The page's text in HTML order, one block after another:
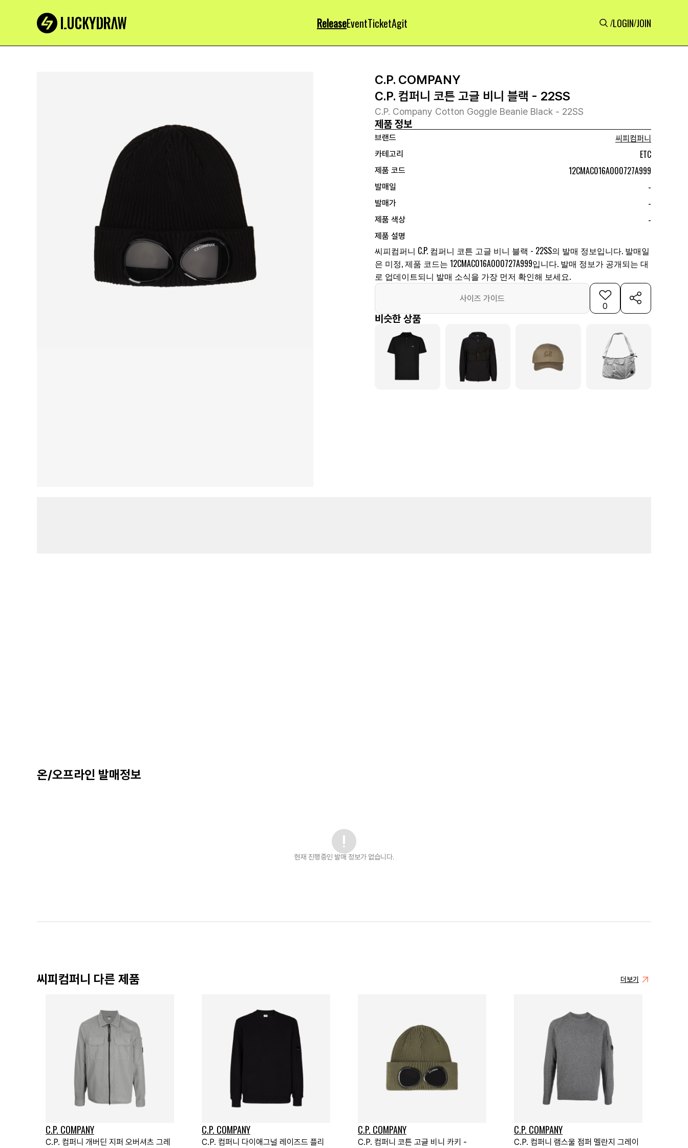
ReleaseEventTicketAgit /LOGIN/JOIN
C.P. COMPANY
C.P. 컴퍼니 코튼 고글 비니 블랙 - 22SS
C.P. Company Cotton Goggle Beanie Black - 22SS
제품 정보
브랜드
씨피컴퍼니
카테고리
ETC
제품 코드 12CMAC016A000727A999
발매일 -
발매가 -
제품 색상 -
제품 설명
씨피컴퍼니 C.P. 컴퍼니 코튼 고글 비니 블랙 - 22SS의 발매 정보입니다. 발매일
은 미정, 제품 코드는 12CMAC016A000727A999입니다. 발매 정보가 공개되는 대
로 업데이트되니 발매 소식을 가장 먼저 확인해 보세요.
사이즈 가이드
0
비슷한 상품
온/오프라인 발매정보
현재 진행중인 발매 정보가 없습니다.
씨피컴퍼니 다른 제품 더보기
C.P. COMPANY
C.P. 컴퍼니 개버딘 지퍼 오버셔츠 그레
C.P. COMPANY
C.P. 컴퍼니 다이애그널 레이즈드 플리
C.P. COMPANY
C.P. 컴퍼니 코튼 고글 비니 카키 -
C.P. COMPANY
C.P. 컴퍼니 램스울 점퍼 멜란지 그레이